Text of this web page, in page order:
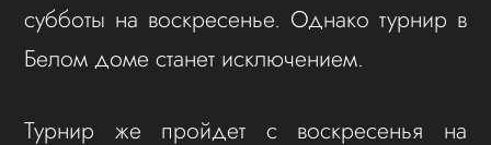
субботы на воскресенье. Однако турнир в
Белом доме станет исключением.
Турнир же пройдет с воскресенья на